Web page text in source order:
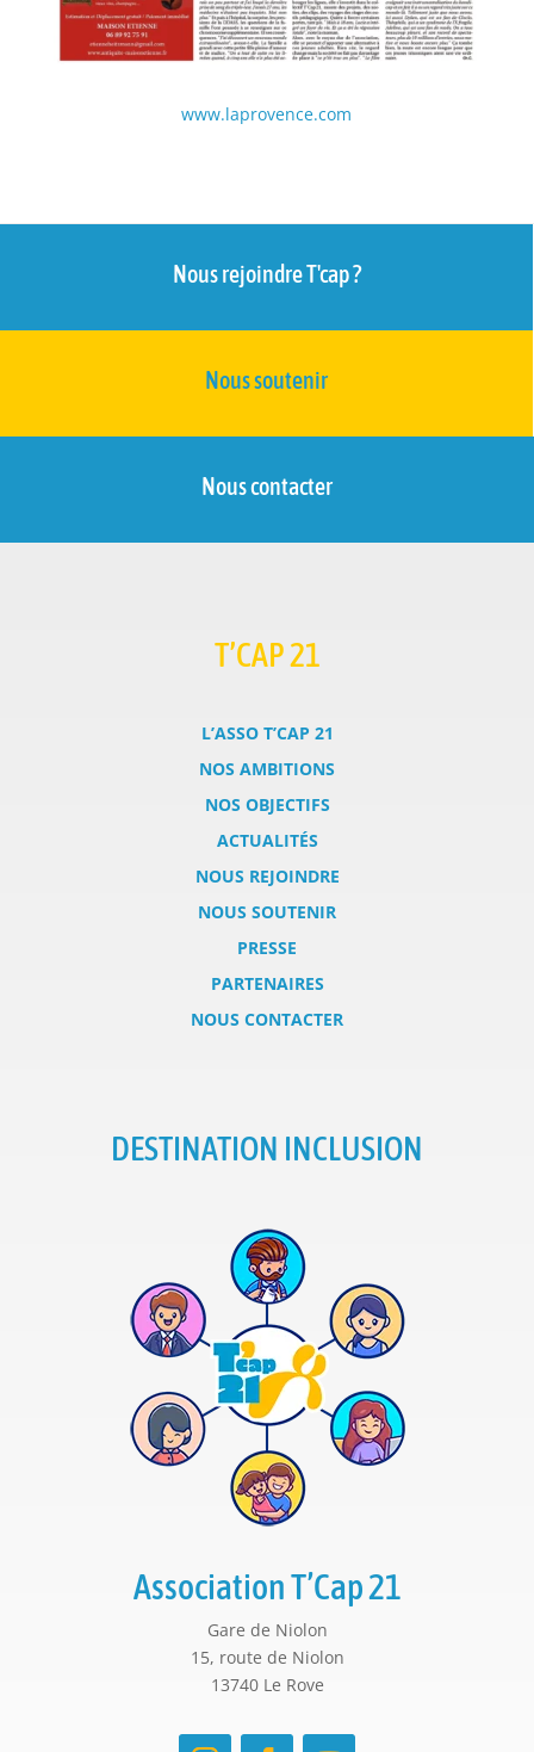
www.laprovence.com
Nous rejoindre T'cap ?
Nous soutenir
Nous contacter
T’CAP 21
L’ASSO T’CAP 21
NOS AMBITIONS
NOS OBJECTIFS
ACTUALITÉS
NOUS REJOINDRE
NOUS SOUTENIR
PRESSE
PARTENAIRES
NOUS CONTACTER
DESTINATION INCLUSION
Association T’Cap 21
Gare de Niolon
15, route de Niolon
13740 Le Rove